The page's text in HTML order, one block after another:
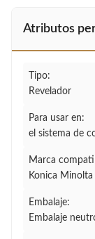
Atributos
Tipo:
Revelador
Para usar en:
el sistema de
Marca
Konica Minolta
Embalaje:
Embalaje